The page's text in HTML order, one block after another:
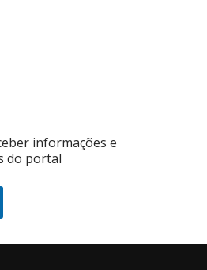
informações e
do portal